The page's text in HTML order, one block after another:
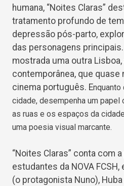
humana, “Noites Claras”
tratamento profundo de
depressão pós-parto,
das personagens
mostrada uma outra
contemporânea, que quase
cinema português. Enquanto
cidade, desempenha um papel
as ruas e os espaços da
uma poesia visual marcante.
“Noites Claras” conta com
estudantes da NOVA
(o protagonista Nuno),